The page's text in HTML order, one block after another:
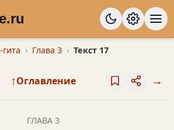
Глава 3 Текст 17
↑Оглавление →
ГЛАВА 3